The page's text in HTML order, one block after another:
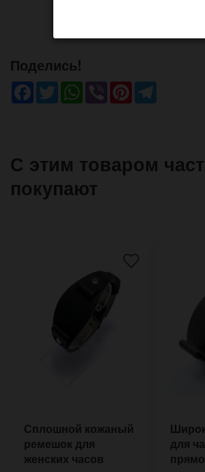
Поделись!
Facebook
TwitterWhatsApp
ViberPinterest
С этим товаром
покупают
Сплошной кожаный
ремешок для
женских часов
для